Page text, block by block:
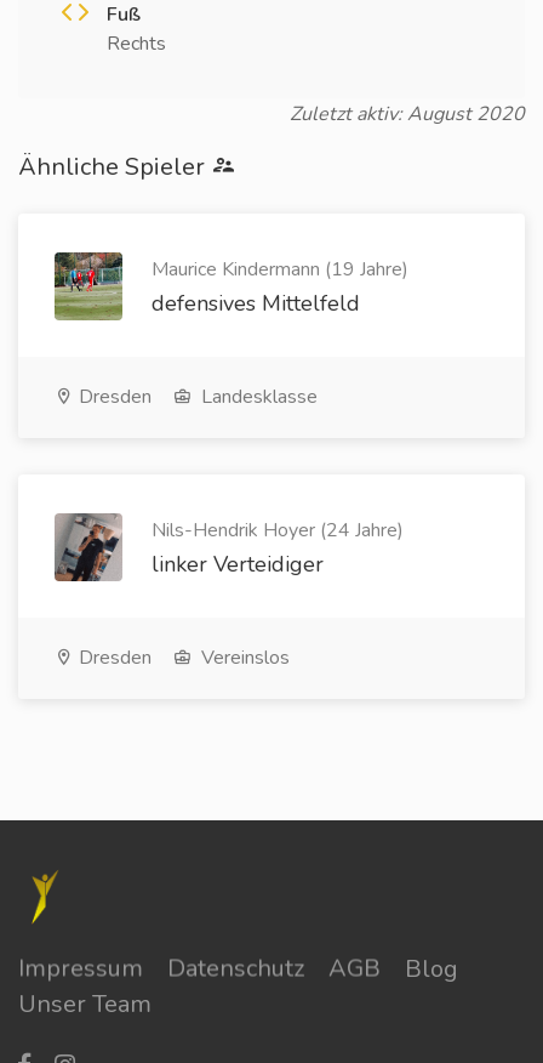
Fuß
Rechts
Zuletzt aktiv: August 2020
Ähnliche Spieler
Maurice Kindermann (19 Jahre)
defensives Mittelfeld
Dresden Landesklasse
Nils-Hendrik Hoyer (24 Jahre)
linker Verteidiger
Dresden Vereinslos
Impressum Datenschutz AGB
Blog
Unser Team